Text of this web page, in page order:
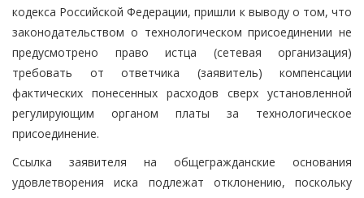
кодекса Российской Федерации, пришли к выводу о том, что
законодательством о технологическом присоединении не
предусмотрено право истца (сетевая организация)
требовать от ответчика (заявитель) компенсации
фактических понесенных расходов сверх установленной
регулирующим органом платы за технологическое
присоединение.
Ссылка заявителя на общегражданские основания
удовлетворения иска подлежат отклонению, поскольку